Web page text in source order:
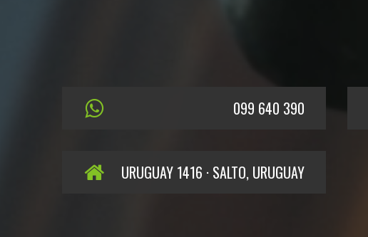
099 640 390
URUGUAY 1416 · SALTO, URUGUAY